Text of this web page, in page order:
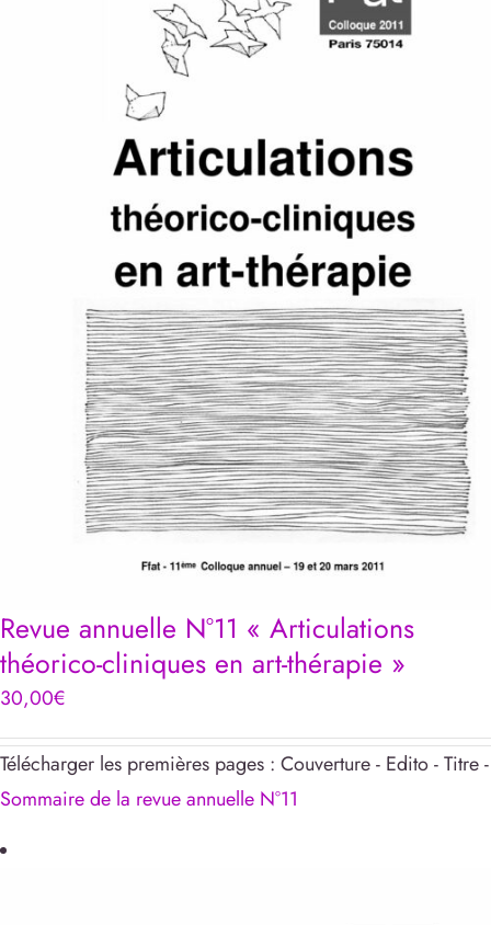
Revue annuelle N°11 « Articulations
théorico-cliniques en art-thérapie »
30,00€
Télécharger les premières pages : Couverture - Edito - Titre -
Sommaire de la revue annuelle N°11